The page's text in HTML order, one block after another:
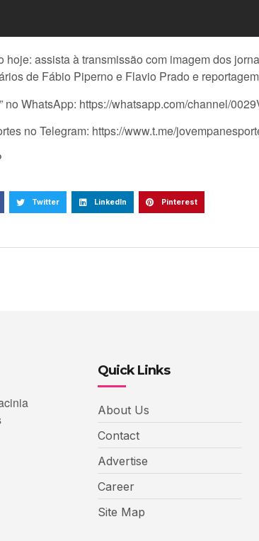
assista à transmissão com imagem dos
de Fábio Piperno e Flavio Prado e
no WhatsApp: https://whatsapp.com/channel/
no Telegram: https://www.t.me/
Twitter LinkedIn Pinterest
Quick Links
About Us
Contact
Advertise
Career
Site Map